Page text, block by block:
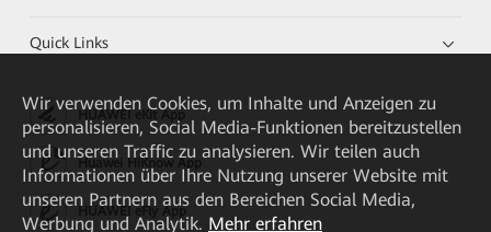
Quick Links
HUAWEI eKit App
Huawei HiKnow App
HUAWEI eFly App
Wir verwenden Cookies, um Inhalte und Anzeigen zu
personalisieren, Social Media-Funktionen bereitzustellen
und unseren Traffic zu analysieren. Wir teilen auch
Informationen über Ihre Nutzung unserer Website mit
unseren Partnern aus den Bereichen Social Media,
Werbung und Analytik. Mehr erfahren